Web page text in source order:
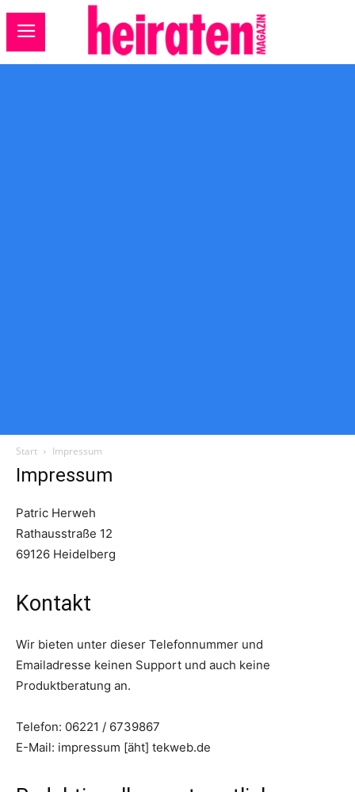
Start Impressum
Impressum
Patric Herweh
Rathausstraße 12
69126 Heidelberg
Kontakt
Wir bieten unter dieser Telefonnummer und
Emailadresse keinen Support und auch keine
Produktberatung an.
Telefon: 06221 / 6739867
E-Mail: impressum [äht] tekweb.de